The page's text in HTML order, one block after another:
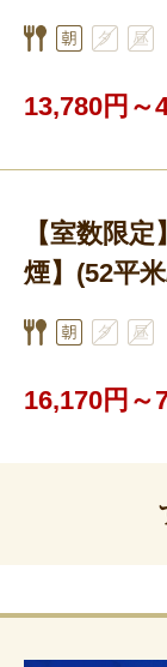
13,780円～
【室数限
煙】(52平
16,170円～